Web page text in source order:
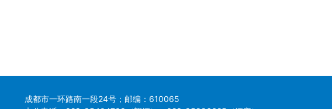
成都市一环路南一段24号；邮编：610065